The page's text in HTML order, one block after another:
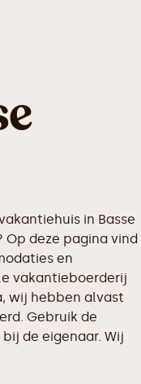
in Basse
deze pagina vind
en
vakantieboerderij
wij hebben alvast
Gebruik de
de eigenaar. Wij